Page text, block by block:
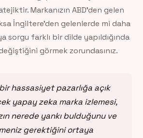
Markanızın ABD’den gelen
İngiltere’den gelenlerde mi daha
sorgu farklı bir dilde yapıldığında
değiştiğini görmek zorundasınız.
hassasiyet pazarlığa açık
yapay zeka marka izlemesi,
nerede yankı bulduğunu ve
gerektiğini ortaya